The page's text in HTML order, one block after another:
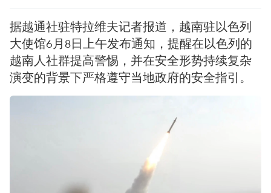
据越通社驻特拉维夫记者报道，越南驻以色列
大使馆6月8日上午发布通知，提醒在以色列的
越南人社群提高警惕，并在安全形势持续复杂
演变的背景下严格遵守当地政府的安全指引。